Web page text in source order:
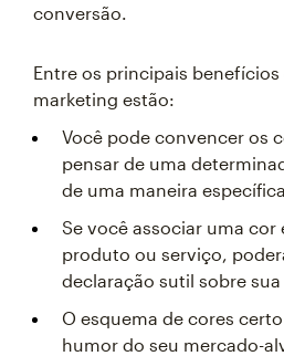
conversão.
Entre os principais benefícios
marketing estão:
Você pode convencer os
pensar de uma
de uma maneira
Se você associar uma cor
produto ou serviço,
declaração sutil sobre
O esquema de cores
humor do seu mercado-